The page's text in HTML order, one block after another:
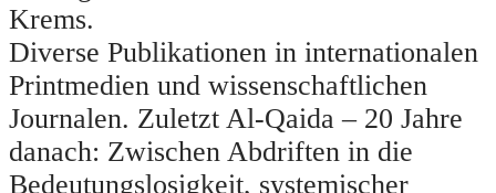
Krems.
Diverse Publikationen in internationalen
Printmedien und wissenschaftlichen
Journalen. Zuletzt Al-Qaida – 20 Jahre
danach: Zwischen Abdriften in die
Bedeutungslosigkeit, systemischer